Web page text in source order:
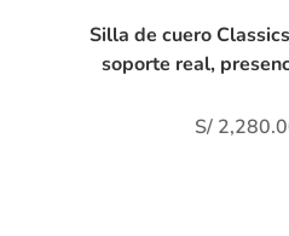
Silla de cuero
soporte real,
S/